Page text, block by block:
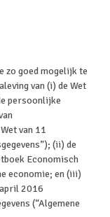
zo goed mogelijk te
van (i) de Wet
persoonlijke
van 11
(ii) de
Economisch
economie; en (iii)
2016
(“Algemene